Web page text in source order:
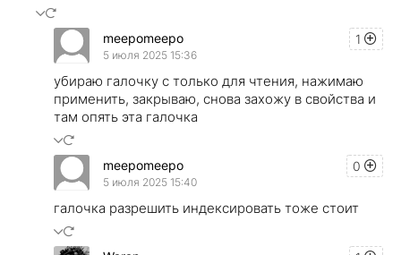
1
meepomeepo
5 июля 2025 15:36
убираю галочку с только для чтения, нажимаю
применить, закрываю, снова захожу в свойства и
там опять эта галочка
0
meepomeepo
5 июля 2025 15:40
галочка разрешить индексировать тоже стоит